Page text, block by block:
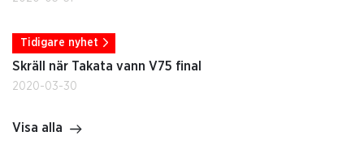
Tidigare nyhet
Skräll när Takata vann V75 final
2020-03-30
Visa alla